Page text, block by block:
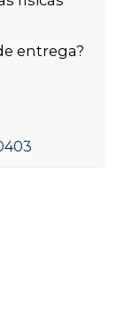
entrega?